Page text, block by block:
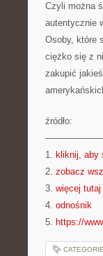
Czyli można
autentycznie
Osoby, które
ciężko się z
zakupić
źródło:
1. kliknij, aby
2. zobacz
3. więcej tutaj
4. odnośnik
5. https://